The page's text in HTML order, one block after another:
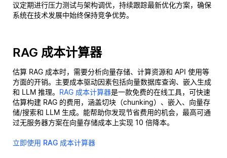
议定期进行压力测试与架构调优，持续跟踪最新优化方案，确保
系统在技术发展中始终保持竞争优势。
RAG 成本计算器
估算 RAG 成本时，需要分析向量存储、计算资源和 API 使用等
方面的开销。主要成本驱动因素包括向量数据库查询、嵌入生成
和 LLM 推理。 RAG 成本计算器是一款免费的在线工具，可快速
估算构建 RAG 的费用，涵盖切块（chunking）、嵌入、向量存
储/搜索和 LLM 生成。能帮助你发现节省费用的机会，最高可通
过无服务器方案在向量存储成本上实现 10 倍降本。
立即使用 RAG 成本计算器